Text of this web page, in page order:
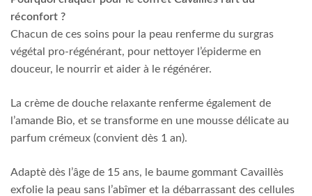
réconfort ?
Chacun de ces soins pour la peau renferme du surgras
végétal pro-régénérant, pour nettoyer l’épiderme en
douceur, le nourrir et aider à le régénérer.
La crème de douche relaxante renferme également de
l’amande Bio, et se transforme en une mousse délicate au
parfum crémeux (convient dès 1 an).
Adaptè dès l’âge de 15 ans, le baume gommant Cavaillès
exfolie la peau sans l’abîmer et la débarrassant des cellules